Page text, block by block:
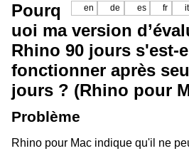
en de es fr it
Pourq
uoi ma version
Rhino 90 jours s'est-
fonctionner après
jours ? (Rhino pour
Problème
Rhino pour Mac indique qu'il ne